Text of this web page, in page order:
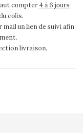
compter4 à 6 jours
colis.
mail un lien de suivi afin
livraison.